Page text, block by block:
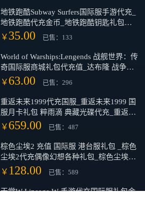
亚洲网络专线定制_香港 日本 韩国 台湾
Tiktok专线节点购买_亚洲Tiktik转外服游
戏购买平台
￥ 1200.00
地铁跑酷Subway Surfers国际服手游代充_
地铁跑酷代充金币_地铁跑酷钥匙礼包代
充
￥ 35.00 已售：133
World of Warships:Lengends 战舰世界：传
奇国际服商城礼包代充值_达布隆 战争宝
箱 稳步前进
￥ 63.00 已售：296
重返未来1999代充国服_重返未来1999 国
服月卡礼包 粹雨滴 典藏光碟代充_重返未
来1999手游 粹雨滴充值
￥ 659.00 已售：487